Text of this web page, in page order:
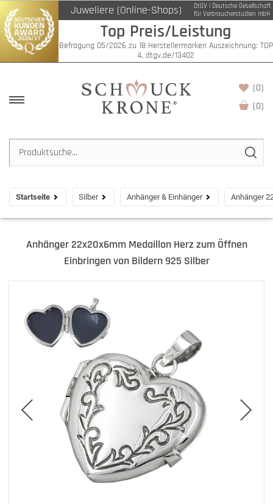
Juweliere (Online-Shops)
DtGV | Deutsche Gesellschaft
für Verbraucherstudien mbH
Top Preis/Leistung
Befragung 05/2026 zu 18 Herstellermarken Auszeichnung: TOP
4, dtgv.de/13402
(0)
(0)
Startseite Silber Anhänger & Einhänger Anhänger
Anhänger 22x20x6mm Medaillon Herz zum Öffnen
Einbringen von Bildern 925 Silber